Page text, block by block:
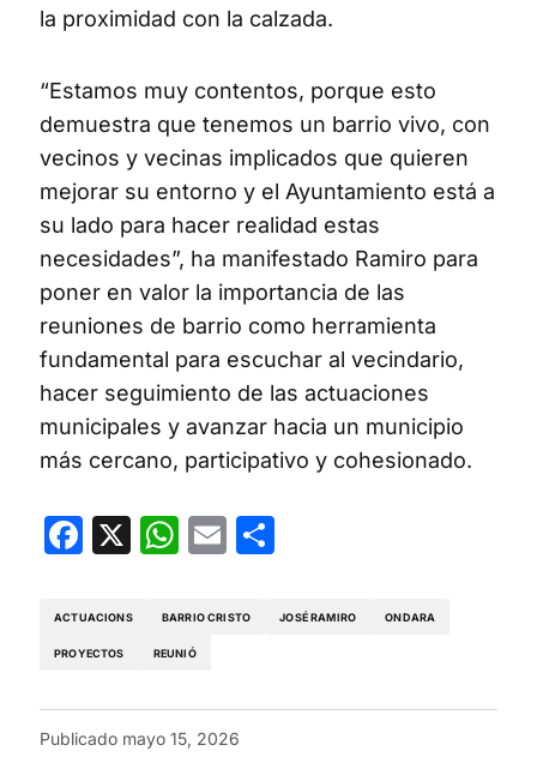
la proximidad con la calzada.
“Estamos muy contentos, porque esto
demuestra que tenemos un barrio vivo, con
vecinos y vecinas implicados que quieren
mejorar su entorno y el Ayuntamiento está a
su lado para hacer realidad estas
necesidades”, ha manifestado Ramiro para
poner en valor la importancia de las
reuniones de barrio como herramienta
fundamental para escuchar al vecindario,
hacer seguimiento de las actuaciones
municipales y avanzar hacia un municipio
más cercano, participativo y cohesionado.
Facebook
X WhatsApp
Email
ACTUACIONS BARRIO CRISTO JOSÉ RAMIRO ONDARA
PROYECTOS REUNIÓ
Publicado mayo 15, 2026